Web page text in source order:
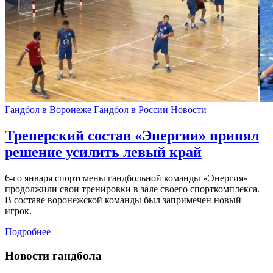
Гандбол в Воронеже Гандбол в России Новости
Тренерский состав «Энергии» принял
решение усилить левый край
6-го января спортсмены гандбольной команды «Энергия»
продолжили свои тренировки в зале своего спорткомплекса.
В составе воронежской команды был запримечен новый
игрок.
Подробнее
Новости гандбола